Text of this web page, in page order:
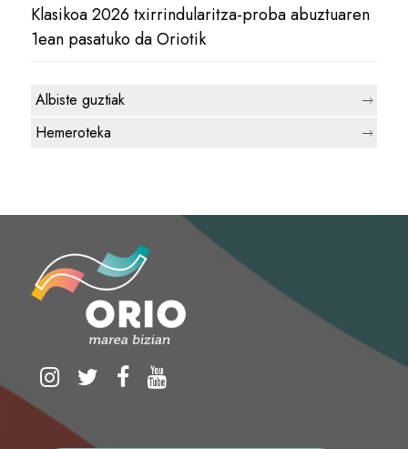
Klasikoa 2026 txirrindularitza-proba abuztuaren
1ean pasatuko da Oriotik
Albiste guztiak
Hemeroteka